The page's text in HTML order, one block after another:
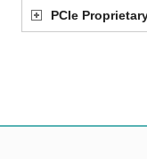
PCIe